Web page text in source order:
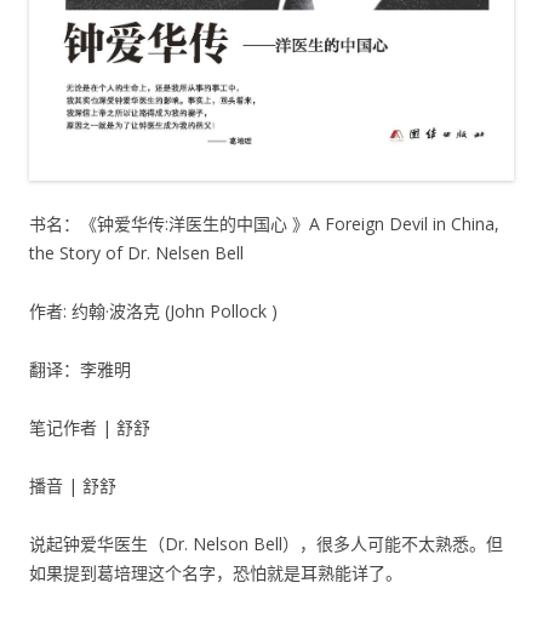
书名：《钟爱华传:洋医生的中国心 》A Foreign Devil in China,
the Story of Dr. Nelsen Bell
作者: 约翰·波洛克 (John Pollock )
翻译：李雅明
笔记作者 | 舒舒
播音 | 舒舒
说起钟爱华医生（Dr. Nelson Bell），很多人可能不太熟悉。但
如果提到葛培理这个名字，恐怕就是耳熟能详了。